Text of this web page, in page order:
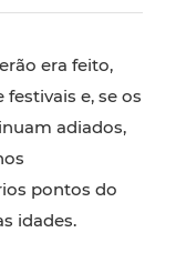
era feito,
e, se os
adiados,
pontos do
idades.